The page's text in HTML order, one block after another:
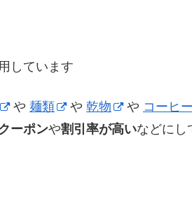
しています
や 麺類 や 乾物 や コーヒ
ーポンや割引率が高いなどにし